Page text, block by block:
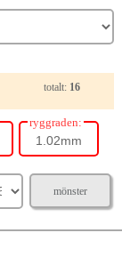
totalt: 16
ryggraden:
1.02mm
mönster